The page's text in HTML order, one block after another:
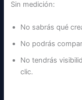
Sin medición:
No sabrás qué
No podrás
No tendrás
clic.